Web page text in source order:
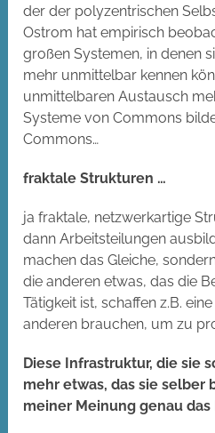
der der polyzentrischen
Ostrom hat empirisch
großen Systemen, in denen
mehr unmittelbar kennen
unmittelbaren Austausch
Systeme von Commons
Commons…
fraktale Strukturen …
ja fraktale, netzwerkartige
dann Arbeitsteilungen
machen das Gleiche,
die anderen etwas, das die
Tätigkeit ist, schaffen z.B.
anderen brauchen, um zu
Diese Infrastruktur, die sie
mehr etwas, das sie selber
meiner Meinung genau das